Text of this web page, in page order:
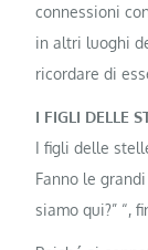
connessioni
in altri luoghi
ricordare di
I FIGLI DELLE
I figli delle
Fanno le
siamo qui?” “,